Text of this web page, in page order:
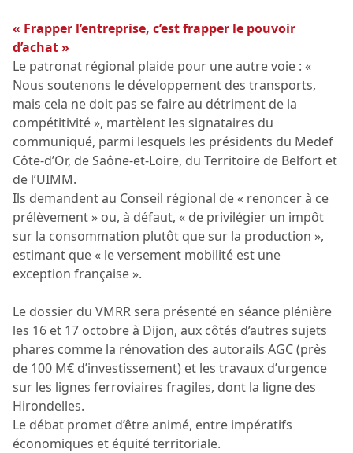
« Frapper l’entreprise, c’est frapper le pouvoir
d’achat »
Le patronat régional plaide pour une autre voie : «
Nous soutenons le développement des transports,
mais cela ne doit pas se faire au détriment de la
compétitivité », martèlent les signataires du
communiqué, parmi lesquels les présidents du Medef
Côte-d’Or, de Saône-et-Loire, du Territoire de Belfort et
de l’UIMM.
Ils demandent au Conseil régional de « renoncer à ce
prélèvement » ou, à défaut, « de privilégier un impôt
sur la consommation plutôt que sur la production »,
estimant que « le versement mobilité est une
exception française ».
Le dossier du VMRR sera présenté en séance plénière
les 16 et 17 octobre à Dijon, aux côtés d’autres sujets
phares comme la rénovation des autorails AGC (près
de 100 M€ d’investissement) et les travaux d’urgence
sur les lignes ferroviaires fragiles, dont la ligne des
Hirondelles.
Le débat promet d’être animé, entre impératifs
économiques et équité territoriale.